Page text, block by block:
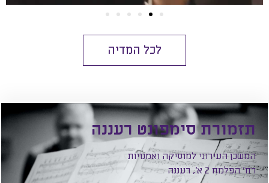
לכל המדיה
תזמורת סימפונט רעננה
המשכן העירוני למוסיקה ואמנויות
רח׳ הפלמח 2 א׳, רעננה